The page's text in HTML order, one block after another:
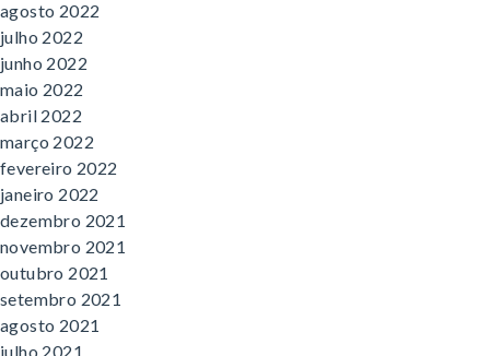
agosto 2022
julho 2022
junho 2022
maio 2022
abril 2022
março 2022
fevereiro 2022
janeiro 2022
dezembro 2021
novembro 2021
outubro 2021
setembro 2021
agosto 2021
julho 2021